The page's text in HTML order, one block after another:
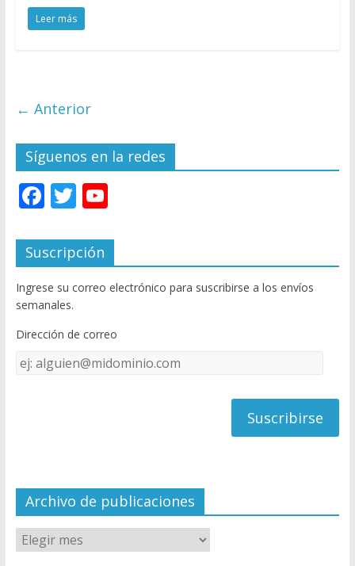
Leer más
← Anterior
Síguenos en la redes
F
e
b
o
o
k
T
itt
er
Y
u
T
u
e
C
el
Suscripción
Ingrese su correo electrónico para suscribirse a los envíos
semanales.
Dirección de correo
Dirección
de
Archivo de publicaciones